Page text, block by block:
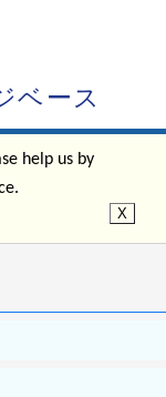
ベース
help us by